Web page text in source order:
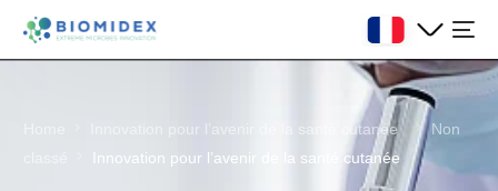
Innovation pour l’avenir de la santé cutanée
Non
Innovation pour l’avenir de la santé cutanée